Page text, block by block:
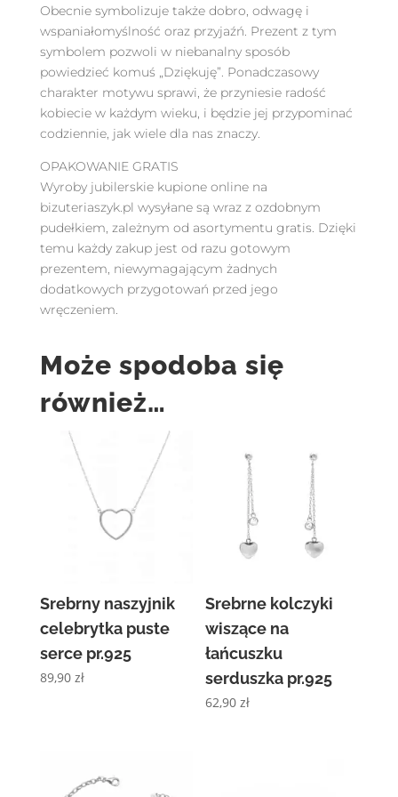
Obecnie symbolizuje także dobro, odwagę i
wspaniałomyślność oraz przyjaźń. Prezent z tym
symbolem pozwoli w niebanalny sposób
powiedzieć komuś „Dziękuję”. Ponadczasowy
charakter motywu sprawi, że przyniesie radość
kobiecie w każdym wieku, i będzie jej przypominać
codziennie, jak wiele dla nas znaczy.
OPAKOWANIE GRATIS
Wyroby jubilerskie kupione online na
bizuteriaszyk.pl wysyłane są wraz z ozdobnym
pudełkiem, zależnym od asortymentu gratis. Dzięki
temu każdy zakup jest od razu gotowym
prezentem, niewymagającym żadnych
dodatkowych przygotowań przed jego
wręczeniem.
Może spodoba się
również…
Srebrny naszyjnik
celebrytka puste
serce pr.925
89,90 zł
Srebrne kolczyki
wiszące na
łańcuszku
serduszka pr.925
62,90zł